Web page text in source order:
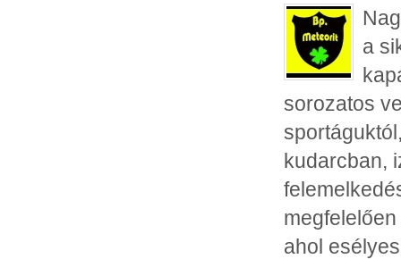
a
sorozatos
kudarcban,
ahol